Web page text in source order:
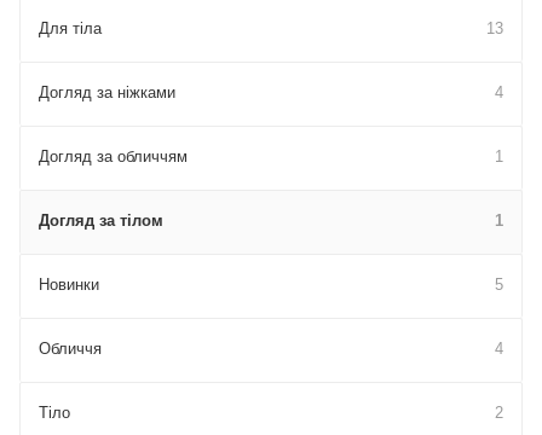
Для тіла 13
Догляд за ніжками 4
Догляд за обличчям 1
Догляд за тілом 1
Новинки 5
Обличчя 4
Тіло 2